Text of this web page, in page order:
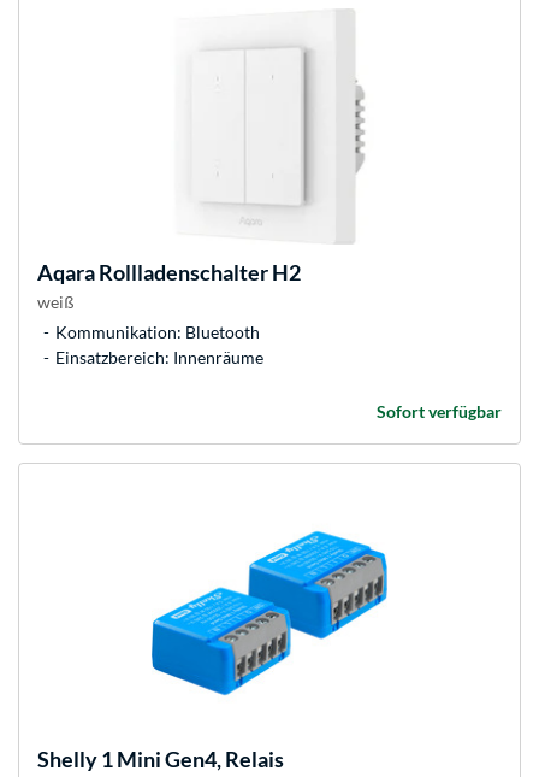
AqaraRollladenschalter H2
weiß
Kommunikation: Bluetooth
Einsatzbereich: Innenräume
Sofort verfügbar
Shelly1 Mini Gen4, Relais